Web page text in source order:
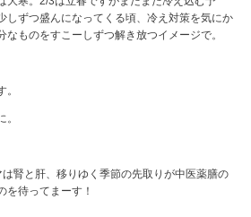
しずつ盛んになってくる頃、冷え対策を気にか
なものをすこーしずつ解き放つイメージで。
腎と肝、移りゆく季節の先取りが中医薬膳の
を待ってまーす！